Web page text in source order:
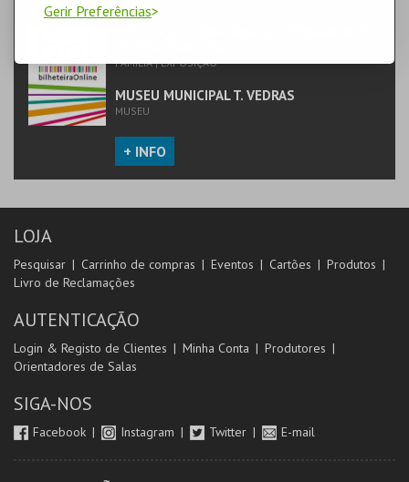
Gerir Preferências
FAMÍLIA | EXPOSIÇÃO
MUSEU MUNICIPAL T. VEDRAS
MUSEU
+ INFO
LOJA
Pesquisar Carrinho de compras Eventos Cartões
Produtos
Livro de Reclamações
AUTENTICAÇÃO
Login & Registo de Clientes Minha Conta
Produtores
Orientadores de Salas
SIGA-NOS
Facebook Instagram Twitter E-mail